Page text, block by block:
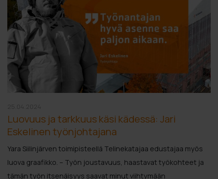
Luovuus ja tarkkuus käsi kädessä: Jari
Eskelinen työnjohtajana
Yara Siilinjärven toimipisteellä Telinekatajaa edustajaa myös
luova graafikko. – Työn joustavuus, haastavat työkohteet ja
tämän työn itsenäisyys saavat minut viihtymään